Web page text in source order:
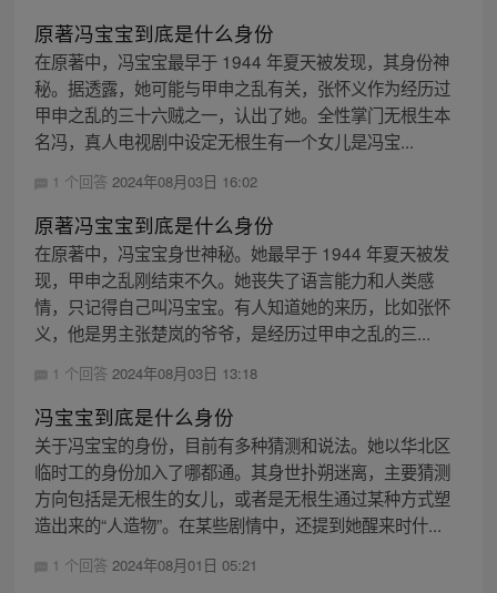
原著冯宝宝到底是什么身份
在原著中，冯宝宝最早于 1944 年夏天被发现，其身份神
秘。据透露，她可能与甲申之乱有关，张怀义作为经历过
甲申之乱的三十六贼之一，认出了她。全性掌门无根生本
名冯，真人电视剧中设定无根生有一个女儿是冯宝...
1 个回答 2024年08月03日 16:02
原著冯宝宝到底是什么身份
在原著中，冯宝宝身世神秘。她最早于 1944 年夏天被发
现，甲申之乱刚结束不久。她丧失了语言能力和人类感
情，只记得自己叫冯宝宝。有人知道她的来历，比如张怀
义，他是男主张楚岚的爷爷，是经历过甲申之乱的三...
1 个回答 2024年08月03日 13:18
冯宝宝到底是什么身份
关于冯宝宝的身份，目前有多种猜测和说法。她以华北区
临时工的身份加入了哪都通。其身世扑朔迷离，主要猜测
方向包括是无根生的女儿，或者是无根生通过某种方式塑
造出来的“人造物”。在某些剧情中，还提到她醒来时什...
1 个回答 2024年08月01日 05:21